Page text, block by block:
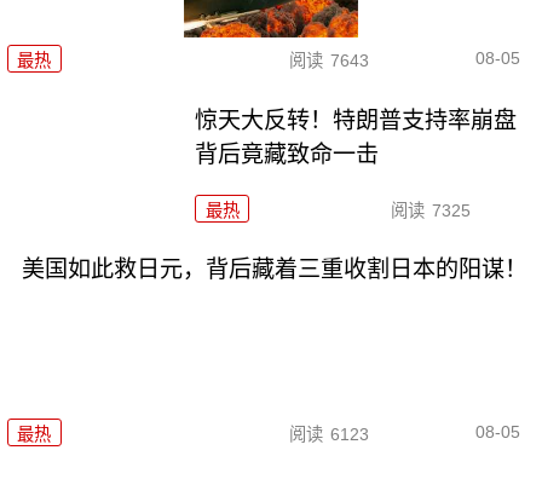
最热 阅读 7643 08-05
惊天大反转！特朗普支持率崩盘
背后竟藏致命一击
最热 阅读 7325
美国如此救日元，背后藏着三重收割日本的阳谋！
最热 阅读 6123 08-05